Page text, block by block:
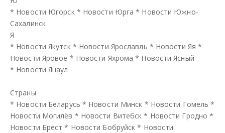
* Новости Югорск * Новости Юрга * Новости Южно-
Сахалинск
Я
* Новости Якутск * Новости Ярославль * Новости Яя *
Новости Яровое * Новости Яхрома * Новости Ясный
* Новости Янаул
Страны
* Новости Беларусь * Новости Минск * Новости Гомель *
Новости Могилёв * Новости Витебск * Новости Гродно *
Новости Брест * Новости Бобруйск * Новости